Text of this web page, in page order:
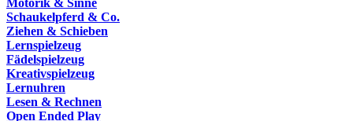
Motorik & Sinne
Schaukelpferd & Co.
Ziehen & Schieben
Lernspielzeug
Fädelspielzeug
Kreativspielzeug
Lernuhren
Lesen & Rechnen
Open Ended Play